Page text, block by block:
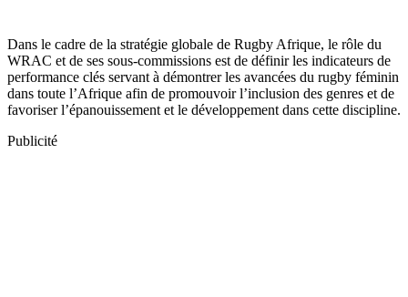
Dans le cadre de la stratégie globale de Rugby Afrique, le rôle du
WRAC et de ses sous-commissions est de définir les indicateurs de
performance clés servant à démontrer les avancées du rugby féminin
dans toute l’Afrique afin de promouvoir l’inclusion des genres et de
favoriser l’épanouissement et le développement dans cette discipline.
Publicité